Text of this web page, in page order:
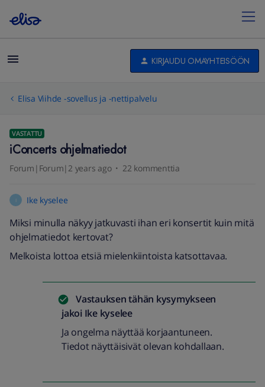
KIRJAUDU OMAYHTEISÖÖN
Elisa Viihde -sovellus ja -nettipalvelu
VASTATTU
iConcerts ohjelmatiedot
Forum|Forum|2 years ago 22 kommenttia
I Ike kyselee
Miksi minulla näkyy jatkuvasti ihan eri konsertit kuin mitä
ohjelmatiedot kertovat?
Melkoista lottoa etsiä mielenkiintoista katsottavaa.
Vastauksen tähän kysymykseen
jakoi Ike kyselee
Ja ongelma näyttää korjaantuneen.
Tiedot näyttäisivät olevan kohdallaan.